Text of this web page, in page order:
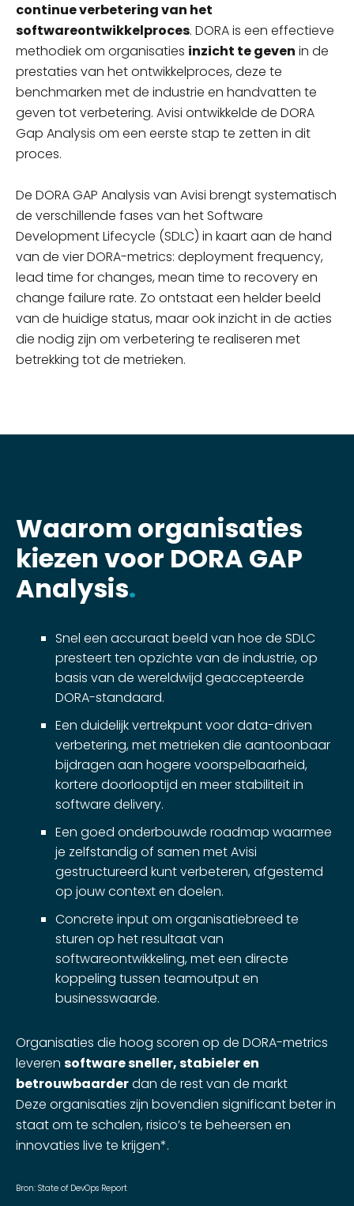
continue verbetering van het
softwareontwikkelproces. DORA is een effectieve
methodiek om organisaties inzicht te geven in de
prestaties van het ontwikkelproces, deze te
benchmarken met de industrie en handvatten te
geven tot verbetering. Avisi ontwikkelde de DORA
Gap Analysis om een eerste stap te zetten in dit
proces.
De DORA GAP Analysis van Avisi brengt systematisch
de verschillende fases van het Software
Development Lifecycle (SDLC) in kaart aan de hand
van de vier DORA-metrics: deployment frequency,
lead time for changes, mean time to recovery en
change failure rate. Zo ontstaat een helder beeld
van de huidige status, maar ook inzicht in de acties
die nodig zijn om verbetering te realiseren met
betrekking tot de metrieken.
Waarom organisaties
kiezen voor DORA GAP
Analysis.
Snel een accuraat beeld van hoe de SDLC
presteert ten opzichte van de industrie, op
basis van de wereldwijd geaccepteerde
DORA-standaard.
Een duidelijk vertrekpunt voor data-driven
verbetering, met metrieken die aantoonbaar
bijdragen aan hogere voorspelbaarheid,
kortere doorlooptijd en meer stabiliteit in
software delivery.
Een goed onderbouwde roadmap waarmee
je zelfstandig of samen met Avisi
gestructureerd kunt verbeteren, afgestemd
op jouw context en doelen.
Concrete input om organisatiebreed te
sturen op het resultaat van
softwareontwikkeling, met een directe
koppeling tussen teamoutput en
businesswaarde.
Organisaties die hoog scoren op de DORA-metrics
leveren software sneller, stabieler en
betrouwbaarderdan de rest van de markt
Deze organisaties zijn bovendien significant beter in
staat om te schalen, risico’s te beheersen en
innovaties live te krijgen*.
Bron: State of DevOps Report